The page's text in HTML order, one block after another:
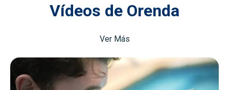
Vídeos de Orenda
Ver Más